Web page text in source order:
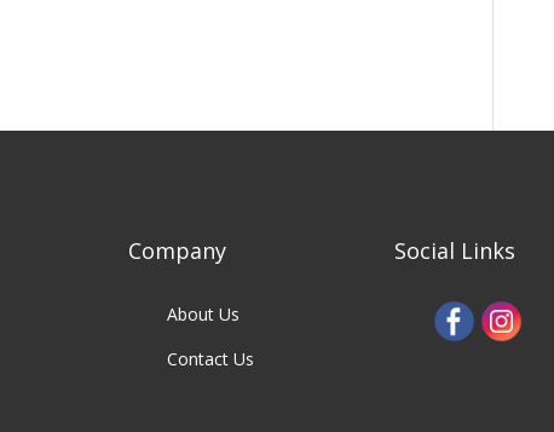
Company
About Us
Contact Us
Social Links